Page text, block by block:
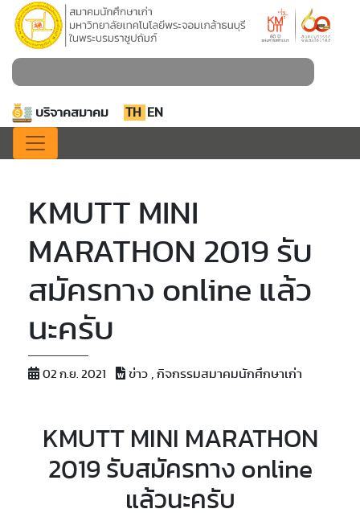
บริจาคสมาคม TH EN
KMUTT MINI
MARATHON 2019 รับ
สมัครทาง online แล้ว
นะครับ
02 ก.ย. 2021 ข่าว , กิจกรรมสมาคมนักศึกษาเก่า
KMUTT MINI MARATHON
2019 รับสมัครทาง online
แล้วนะครับ